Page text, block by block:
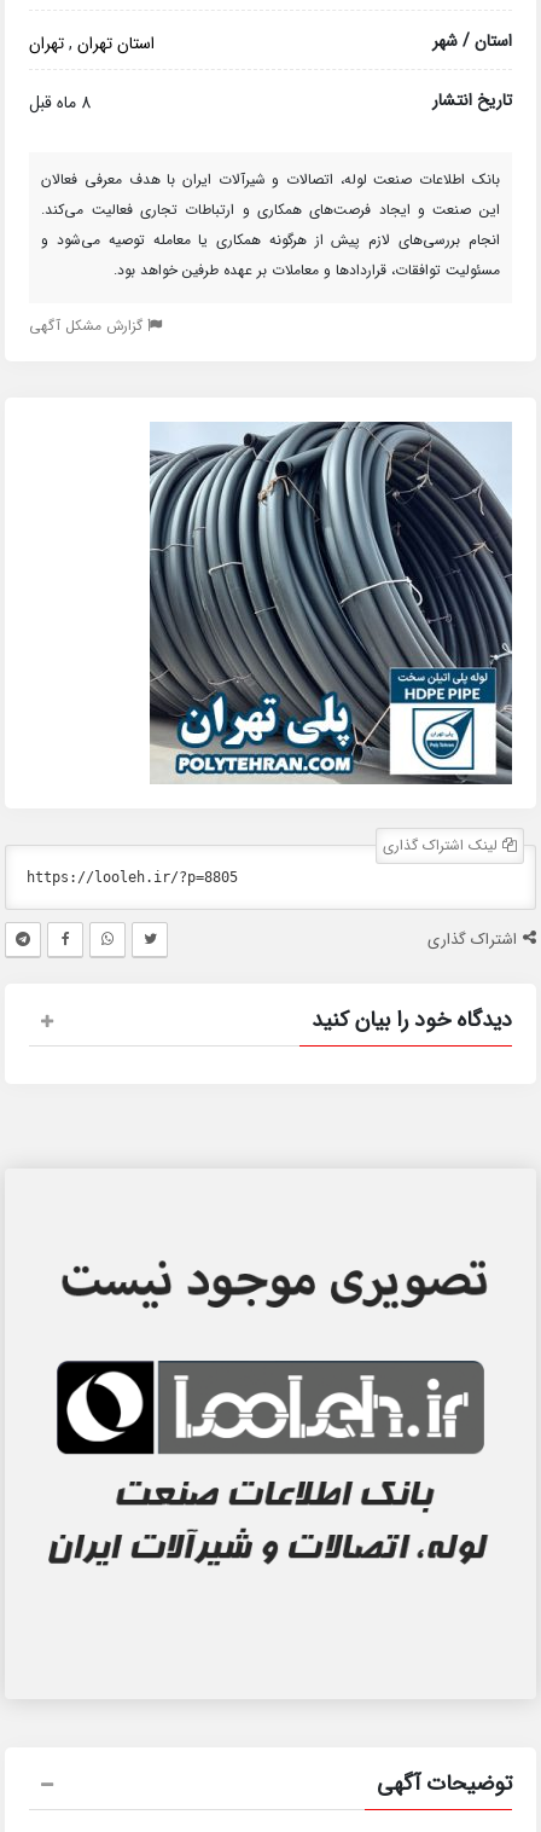
استان / شهر استان تهران,تهران
تاریخ انتشار 8 ماه قبل
بانک اطلاعات صنعت لوله، اتصالات و شیرآلات ایران با هدف معرفی فعالان
این صنعت و ایجاد فرصت‌های همکاری و ارتباطات تجاری فعالیت می‌کند.
انجام بررسی‌های لازم پیش از هرگونه همکاری یا معامله توصیه می‌شود و
مسئولیت توافقات، قراردادها و معاملات بر عهده طرفین خواهد بود.
گزارش مشکل آگهی
لینک اشتراک گذاری
اشتراک گذاری
دیدگاه خود را بیان کنید
توضیحات آگهی